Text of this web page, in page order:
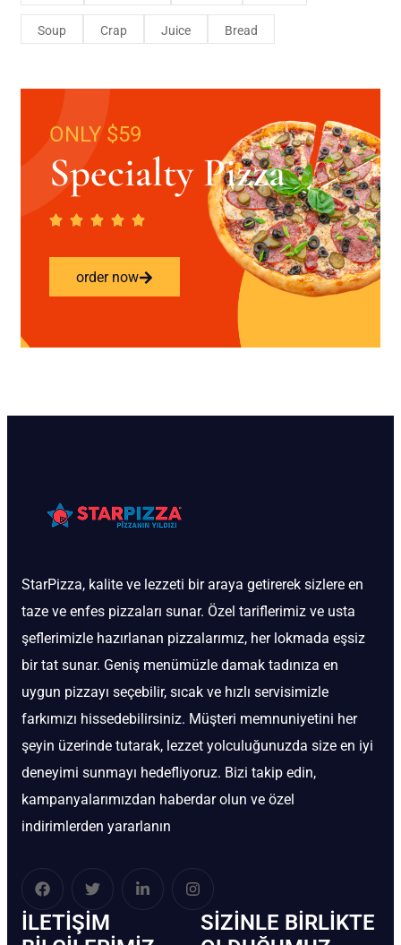
Soup Crap Juice Bread
ONLY $59
Specialty Pizza
order now
StarPizza, kalite ve lezzeti bir araya getirerek sizlere en
taze ve enfes pizzaları sunar. Özel tariflerimiz ve usta
şeflerimizle hazırlanan pizzalarımız, her lokmada eşsiz
bir tat sunar. Geniş menümüzle damak tadınıza en
uygun pizzayı seçebilir, sıcak ve hızlı servisimizle
farkımızı hissedebilirsiniz. Müşteri memnuniyetini her
şeyin üzerinde tutarak, lezzet yolculuğunuzda size en iyi
deneyimi sunmayı hedefliyoruz. Bizi takip edin,
kampanyalarımızdan haberdar olun ve özel
indirimlerden yararlanın
İLETIŞIM
SIZINLE BIRLIKTE